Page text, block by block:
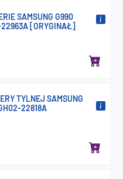
SAMSUNG G990
[ORYGINAŁ]
TYLNEJ SAMSUNG
22818A